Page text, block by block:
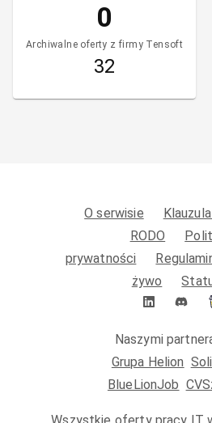
0
Archiwalne oferty z firmy Tensoft
32
O serwisie
RODO
prywatności
żywo
Naszymi
Grupa Helion
BlueLionJob